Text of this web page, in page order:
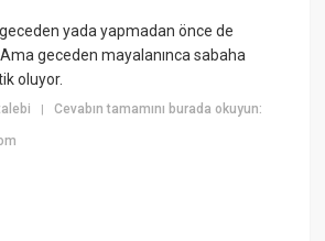
yada yapmadan önce de
geceden mayalanınca sabaha
oluyor.
|Cevabın tamamını burada okuyun: